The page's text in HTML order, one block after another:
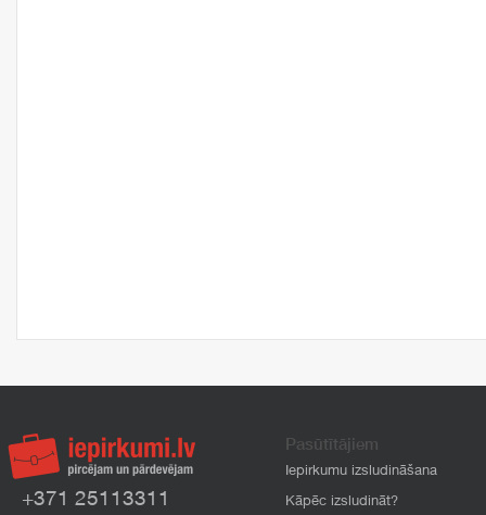
+371 25113311
Pasūtītājiem
Iepirkumu izsludināšana
Kāpēc izsludināt?